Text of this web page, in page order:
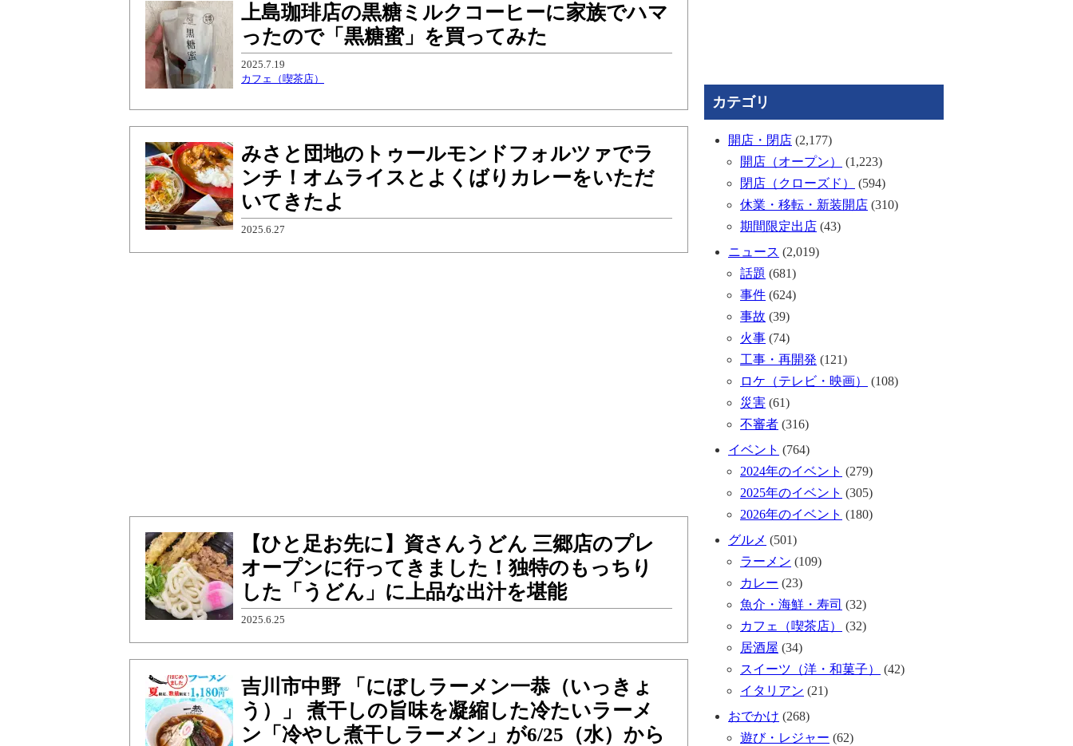
上島珈琲店の黒糖ミルクコーヒーに家族でハマ
ったので「黒糖蜜」を買ってみた
2025.7.19
カフェ（喫茶店）
みさと団地のトゥールモンドフォルツァでラ
ンチ！オムライスとよくばりカレーをいただ
いてきたよ
2025.6.27
【ひと足お先に】資さんうどん 三郷店のプレ
オープンに行ってきました！独特のもっちり
した「うどん」に上品な出汁を堪能
2025.6.25
吉川市中野 「にぼしラーメン一恭（いっきょ
う）」 煮干しの旨味を凝縮した冷たいラーメ
ン「冷やし煮干しラーメン」が6/25（水）から
カテゴリ
開店・閉店 (2,177)
開店（オープン）
(1,223)
閉店（クローズド）
(594)
休業・移転・新装開店 (310)
期間限定出店 (43)
ニュース (2,019)
話題 (681)
事件 (624)
事故 (39)
火事 (74)
工事・再開発 (121)
ロケ（テレビ・映画）
(108)
災害 (61)
不審者 (316)
イベント (764)
2024年のイベント (279)
2025年のイベント (305)
2026年のイベント (180)
グルメ (501)
ラーメン (109)
カレー (23)
魚介・海鮮・寿司 (32)
カフェ（喫茶店）
(32)
居酒屋 (34)
スイーツ（洋・和菓子）
(42)
イタリアン (21)
おでかけ (268)
遊び・レジャー (62)